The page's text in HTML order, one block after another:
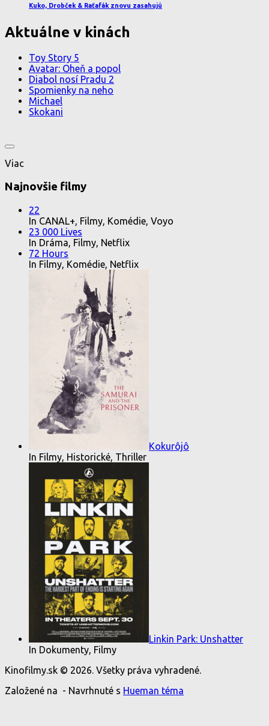
Kuko, Drobček & Raťafák znovu zasahujú
Aktuálne v kinách
Toy Story 5
Avatar: Oheň a popol
Diabol nosí Pradu 2
Spomienky na neho
Michael
Skokani
Viac
Najnovšie filmy
22
In CANAL+, Filmy, Komédie, Voyo
23 000 Lives
In Dráma, Filmy, Netflix
72 Hours
In Filmy, Komédie, Netflix
Kokurôjô
In Filmy, Historické, Thriller
Linkin Park: Unshatter
In Dokumenty, Filmy
Kinofilmy.sk © 2026. Všetky práva vyhradené.
Založené na - Navrhnuté s Hueman téma